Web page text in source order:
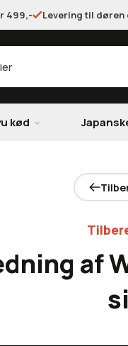
499,- Levering til
kød
af